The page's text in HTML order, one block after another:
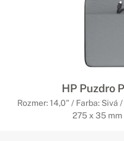
HP Puzdro
Rozmer: 14,0" / Farba:
275 x 35